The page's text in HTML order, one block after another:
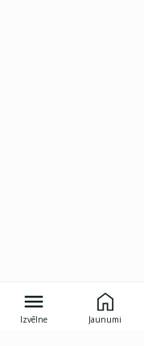
Izvēlne Jaunumi